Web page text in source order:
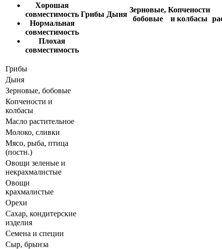
Хорошая
совместимость
Нормальная
совместимость
Плохая
совместимость
Грибы Дыня
Зерновые,
бобовые
Копчености
и колбасы
Грибы
Дыня
Зерновые, бобовые
Копчености и
колбасы
Масло растительное
Молоко, сливки
Мясо, рыба, птица
(постн.)
Овощи зеленые и
некрахмалистые
Овощи
крахмалистые
Орехи
Сахар, кондитерские
изделия
Семена и специи
Сыр, брынза